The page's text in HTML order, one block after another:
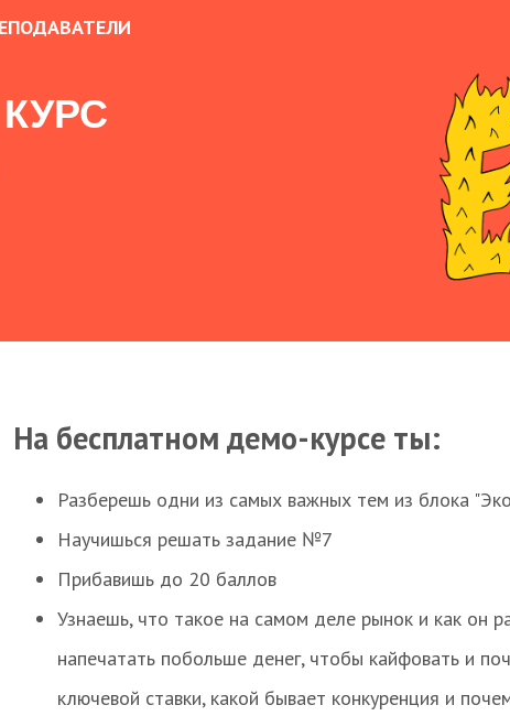
На бесплатном демо-курсе ты:
Разберешь одни из самых важных тем из блока
Научишься решать задание №7
Прибавишь до 20 баллов
Узнаешь, что такое на самом деле рынок и как он
напечатать побольше денег, чтобы кайфовать и
ключевой ставки, какой бывает конкуренция и